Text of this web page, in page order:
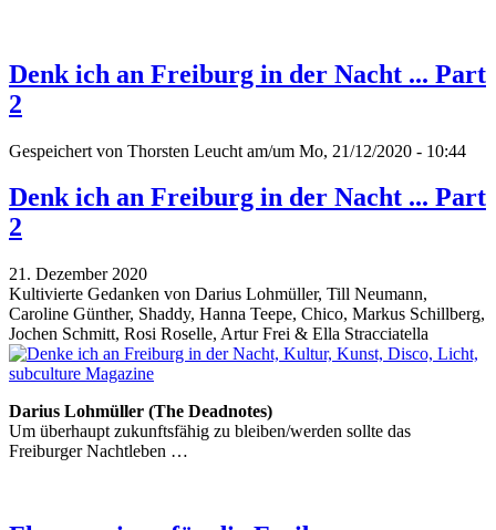
Denk ich an Freiburg in der Nacht ... Part
2
Gespeichert von Thorsten Leucht am/um Mo, 21/12/2020 - 10:44
Denk ich an Freiburg in der Nacht ... Part
2
21. Dezember 2020
Kultivierte Gedanken von Darius Lohmüller, Till Neumann,
Caroline Günther, Shaddy, Hanna Teepe, Chico, Markus Schillberg,
Jochen Schmitt, Rosi Roselle, Artur Frei & Ella Stracciatella
Darius Lohmüller (The Deadnotes)
Um überhaupt zukunftsfähig zu bleiben/werden sollte das
Freiburger Nachtleben …